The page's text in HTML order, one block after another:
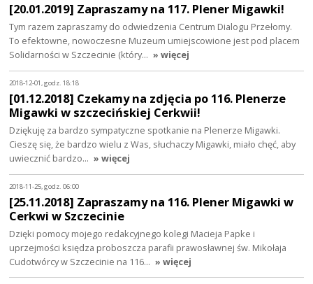
[20.01.2019] Zapraszamy na 117. Plener Migawki!
Tym razem zapraszamy do odwiedzenia Centrum Dialogu Przełomy.
To efektowne, nowoczesne Muzeum umiejscowione jest pod placem
Solidarności w Szczecinie (który… » więcej
2018-12-01, godz. 18:18
[01.12.2018] Czekamy na zdjęcia po 116. Plenerze
Migawki w szczecińskiej Cerkwii!
Dziękuję za bardzo sympatyczne spotkanie na Plenerze Migawki.
Cieszę się, że bardzo wielu z Was, słuchaczy Migawki, miało chęć, aby
uwiecznić bardzo… » więcej
2018-11-25, godz. 06:00
[25.11.2018] Zapraszamy na 116. Plener Migawki w
Cerkwi w Szczecinie
Dzięki pomocy mojego redakcyjnego kolegi Macieja Papke i
uprzejmości księdza proboszcza parafii prawosławnej św. Mikołaja
Cudotwórcy w Szczecinie na 116… » więcej